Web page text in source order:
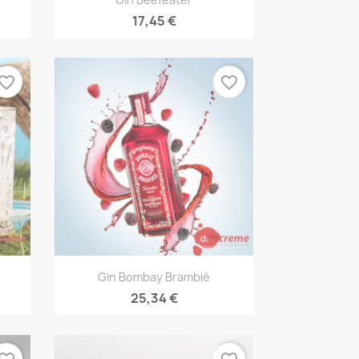
17,45 €
Vista rápida
Gin Bombay Bramblé
25,34 €
favorite_border